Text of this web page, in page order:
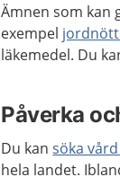
Ämnen som kan
exempel
läkemedel. Du
Påverka
Du kansöka
hela landet.